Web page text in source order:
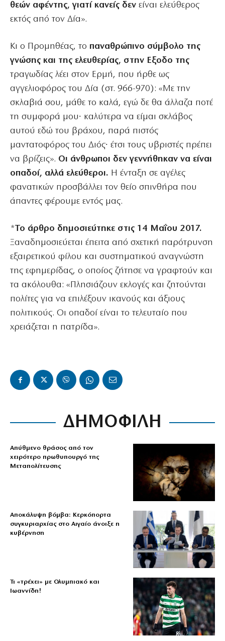
θεών αφέντης, γιατί κανείς δεν είναι ελεύθερος
εκτός από τον Δία».
Κι ο Προμηθέας, το παναθρώπινο σύμβολο της
γνώσης και της ελευθερίας, στην Εξοδο της
τραγωδίας λέει στον Ερμή, που ήρθε ως
αγγελιοφόρος του Δία (στ. 966-970): «Με την
σκλαβιά σου, μάθε το καλά, εγώ δε θα άλλαζα ποτέ
τη συμφορά μου∙ καλύτερα να είμαι σκλάβος
αυτού εδώ του βράχου, παρά πιστός
μαντατοφόρος του Διός∙ έτσι τους υβριστές πρέπει
να βρίζεις». Οι άνθρωποι δεν γεννήθηκαν να είναι
οπαδοί, αλλά ελεύθεροι. Η ένταξη σε αγέλες
φανατικών προσβάλλει τον θείο σπινθήρα που
άπαντες φέρουμε εντός μας.
*Το άρθρο δημοσιεύτηκε στις 14 Μαΐου 2017.
Ξαναδημοσιεύεται έπειτα από σχετική παρότρυνση
εξαιρετικού φίλου και συστηματικού αναγνώστη
της εφημερίδας, ο οποίος ζήτησε να γραφτούν και
τα ακόλουθα: «Πλησιάζουν εκλογές και ζητούνται
πολίτες για να επιλέξουν ικανούς και άξιους
πολιτικούς. Οι οπαδοί είναι το τελευταίο που
χρειάζεται η πατρίδα».
ΔΗΜΟΦΙΛΗ
Απύθμενο θράσος από τον
χειρότερο πρωθυπουργό της
Μεταπολίτευσης
Αποκάλυψη βόμβα: Κερκόπορτα
συγκυριαρχίας στο Αιγαίο άνοιξε η
κυβέρνηση
Τι «τρέχει» με Ολυμπιακό και
Ιωαννίδη!